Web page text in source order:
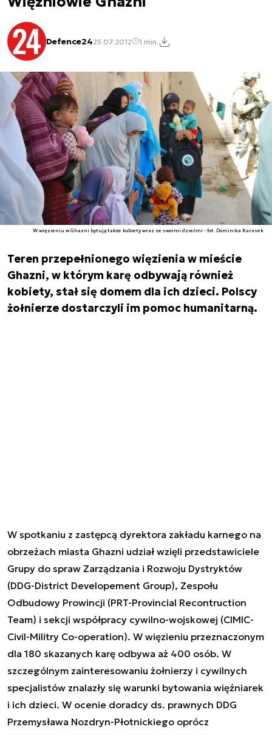
Defence2425.07.2012 1 min.
W więzieniu w Ghazni bytują także kobiety wraz ze swoimi dziećmi - fot. Dominika Karasek
Teren przepełnionego więzienia w mieście
Ghazni, w którym karę odbywają również
kobiety, stał się domem dla ich dzieci. Polscy
żołnierze dostarczyli im pomoc humanitarną.
W spotkaniu z zastępcą dyrektora zakładu karnego na
obrzeżach miasta Ghazni udział wzięli przedstawiciele
Grupy do spraw Zarządzania i Rozwoju Dystryktów
(DDG-District Developement Group), Zespołu
Odbudowy Prowincji (PRT-Provincial Recontruction
Team) i sekcji współpracy cywilno-wojskowej (CIMIC-
Civil-Militry Co-operation). W więzieniu przeznaczonym
dla 180 skazanych karę odbywa aż 400 osób. W
szczególnym zainteresowaniu żołnierzy i cywilnych
specjalistów znalazły się warunki bytowania więźniarek
i ich dzieci. W ocenie doradcy ds. prawnych DDG
Przemysława Nozdryn-Płotnickiego oprócz